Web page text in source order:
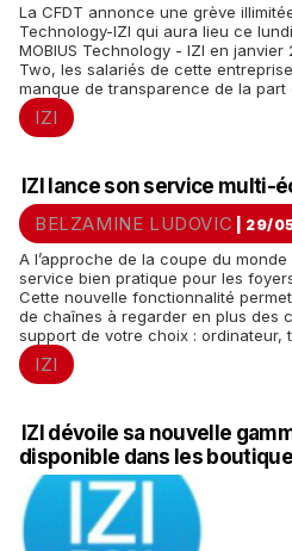
La CFDT annonce une grève
Technology-IZI qui aura lieu ce
MOBIUS Technology - IZI en
Two, les salariés de cette
manque de transparence de la part
IZI
IZI lance son service multi-
BELZAMINE LUDOVIC | 29/
A l’approche de la coupe du
service bien pratique pour les
Cette nouvelle fonctionnalité
de chaînes à regarder en plus des
support de votre choix : ordinateur,
IZI
IZI dévoile sa nouvelle
disponible dans les